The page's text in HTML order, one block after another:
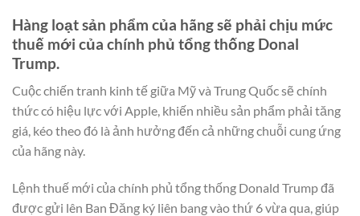
Hàng loạt sản phẩm của hãng sẽ phải chịu mức
thuế mới của chính phủ tổng thống Donal
Trump.
Cuộc chiến tranh kinh tế giữa Mỹ và Trung Quốc sẽ chính
thức có hiệu lực với Apple, khiến nhiều sản phẩm phải tăng
giá, kéo theo đó là ảnh hưởng đến cả những chuỗi cung ứng
của hãng này.
Lệnh thuế mới của chính phủ tổng thống Donald Trump đã
được gửi lên Ban Đăng ký liên bang vào thứ 6 vừa qua, giúp